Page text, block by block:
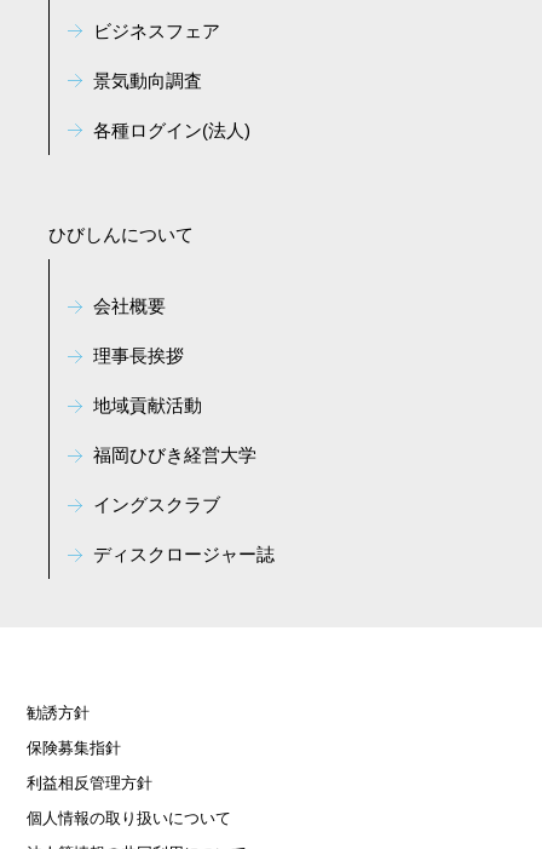
ビジネスフェア
景気動向調査
各種ログイン(法人)
ひびしんについて
会社概要
理事長挨拶
地域貢献活動
福岡ひびき経営大学
イングスクラブ
ディスクロージャー誌
勧誘方針
保険募集指針
利益相反管理方針
個人情報の取り扱いについて